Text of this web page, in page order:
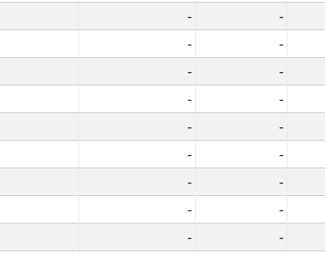
- -
- -
- -
- -
- -
- -
- -
- -
- -